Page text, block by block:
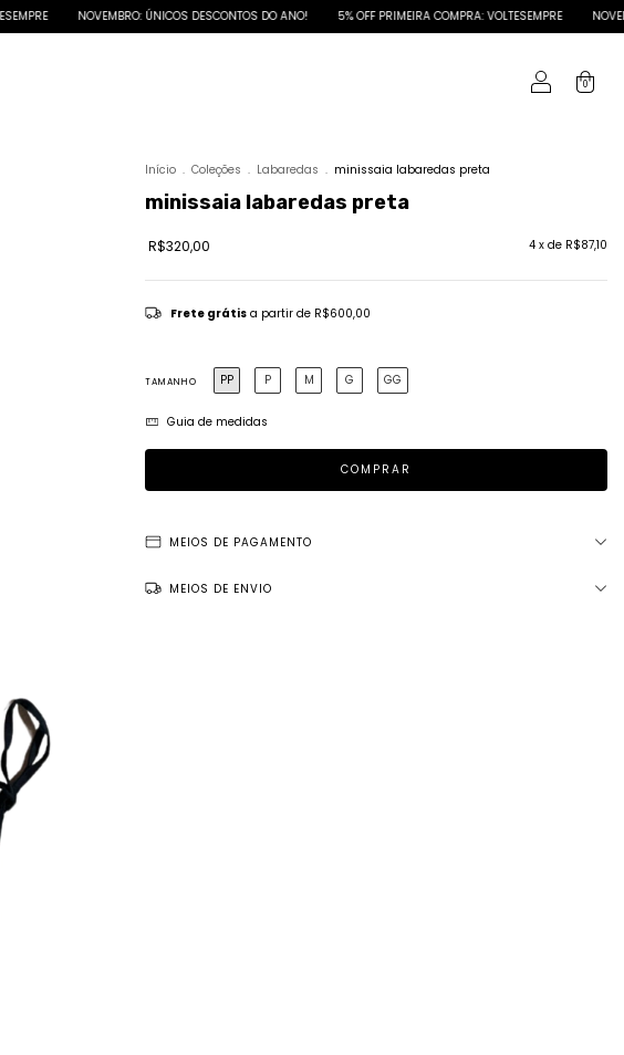
NOVEMBRO: ÚNICOS DESCONTOS DO ANO! 5% OFF PRIMEIRA COMPRA: VOLTESEMPRE NOVEMBRO:
0
Início . Coleções . Labaredas . minissaia labaredas preta
minissaia labaredas preta
R$320,00 4 x de R$87,10
Frete grátis a partir de R$600,00
TAMANHO PP P M G GG
Guia de medidas
MEIOS DE PAGAMENTO
MEIOS DE ENVIO